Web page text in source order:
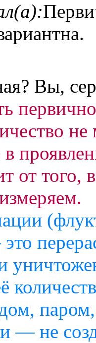
Вы,
не
в
от того,
— не